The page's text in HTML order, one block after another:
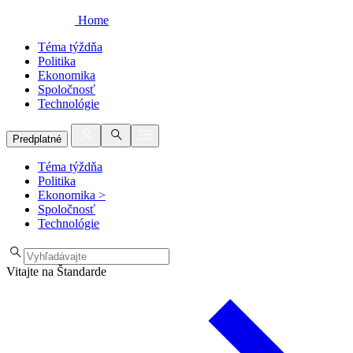
Home
Téma týždňa
Politika
Ekonomika
Spoločnosť
Technológie
Predplatné
Téma týždňa
Politika
Ekonomika >
Spoločnosť
Technológie
Vitajte na Štandarde